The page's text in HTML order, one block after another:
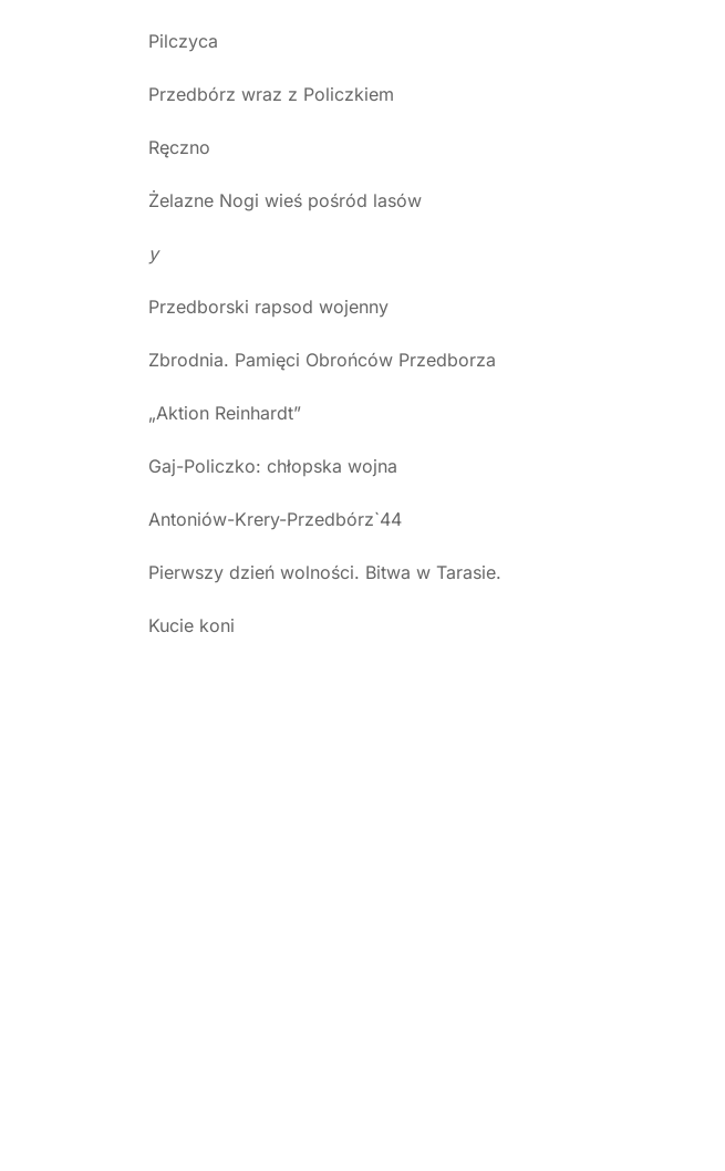
Pilczyca
Przedbórz wraz z Policzkiem
Ręczno
Żelazne Nogi wieś pośród lasów
y
Przedborski rapsod wojenny
Zbrodnia. Pamięci Obrońców Przedborza
„Aktion Reinhardt”
Gaj-Policzko: chłopska wojna
Antoniów-Krery-Przedbórz`44
Pierwszy dzień wolności. Bitwa w Tarasie.
Kucie koni